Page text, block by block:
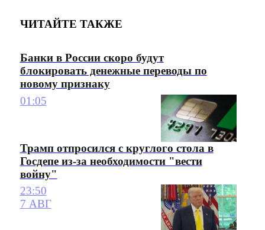
ЧИТАЙТЕ ТАКЖЕ
Банки в России скоро будут
блокировать денежные переводы по
новому признаку
01:05
Трамп отпросился с круглого стола в
Госдепе из-за необходимости "вести
войну"
23:50
7 АВГ